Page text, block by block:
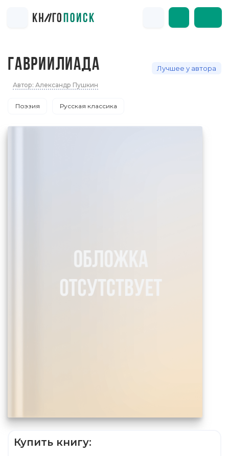
ГАВРИИЛИАДА Лучшее у автора
Автор: Александр Пушкин
Поэзия Русская классика
Купить книгу: